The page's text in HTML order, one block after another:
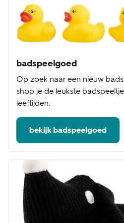
badspeelgoed
Op zoek naar een nieuw
shop je de leukste
leeftijden.
bekijk badspeelgoed